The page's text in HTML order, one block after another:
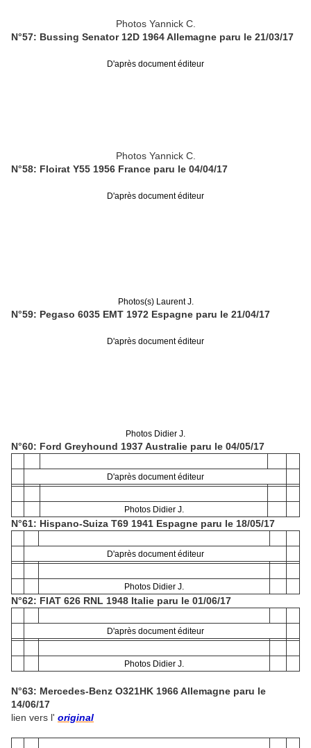
Photos Yannick C.
N°57: Bussing Senator 12D 1964 Allemagne paru le 21/03/17
D'après document éditeur
Photos Yannick C.
N°58: Floirat Y55 1956 France paru le 04/04/17
D'après document éditeur
Photos(s) Laurent J.
N°59: Pegaso 6035 EMT 1972 Espagne paru le 21/04/17
D'après document éditeur
Photos Didier J.
N°60: Ford Greyhound 1937 Australie paru le 04/05/17
D'après document éditeur
Photos Didier J.
N°61: Hispano-Suiza T69 1941 Espagne paru le 18/05/17
D'après document éditeur
Photos Didier J.
N°62: FIAT 626 RNL 1948 Italie paru le 01/06/17
D'après document éditeur
Photos Didier J.
N°63: Mercedes-Benz O321HK 1966 Allemagne paru le
14/06/17
lien vers l' original